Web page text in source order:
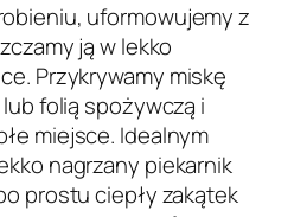
uformowujemy z
ją w lekko
Przykrywamy miskę
folią spożywczą i
miejsce. Idealnym
nagrzany piekarnik
prostu ciepły zakątek